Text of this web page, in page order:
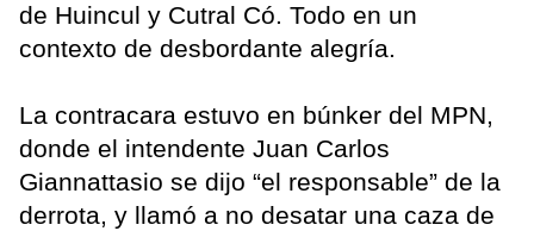
de Huincul y Cutral Có. Todo en un
contexto de desbordante alegría.
La contracara estuvo en búnker del MPN,
donde el intendente Juan Carlos
Giannattasio se dijo “el responsable” de la
derrota, y llamó a no desatar una caza de